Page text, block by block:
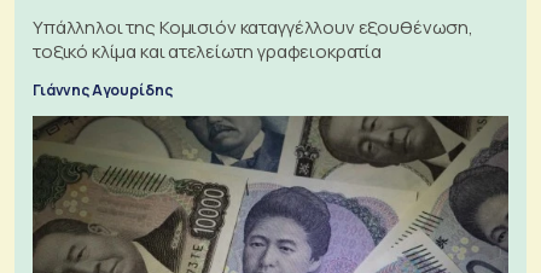
Υπάλληλοι της Κομισιόν καταγγέλλουν εξουθένωση,
τοξικό κλίμα και ατελείωτη γραφειοκρατία
Γιάννης Αγουρίδης